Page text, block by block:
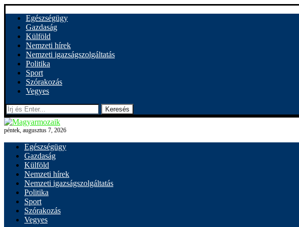
Egészségügy
Gazdaság
Külföld
Nemzeti hírek
Nemzeti igazságszolgáltatás
Politika
Sport
Szórakozás
Vegyes
Keresés
péntek, augusztus 7, 2026
Egészségügy
Gazdaság
Külföld
Nemzeti hírek
Nemzeti igazságszolgáltatás
Politika
Sport
Szórakozás
Vegyes